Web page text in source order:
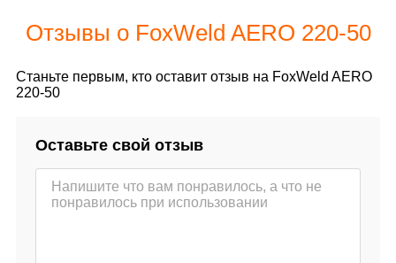
Отзывы о FoxWeld AERO 220-50
Станьте первым, кто оставит отзыв на FoxWeld AERO
220-50
Оставьте свой отзыв